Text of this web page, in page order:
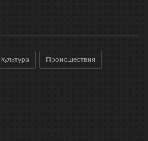
Культура Происшествия